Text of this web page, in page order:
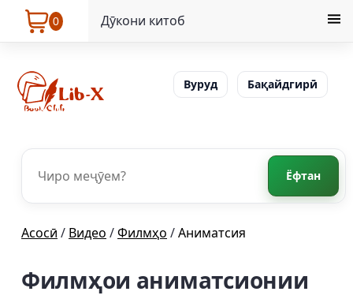
0 Дӯкони китоб
Вуруд Бақайдгирӣ
Ёфтан
Асосӣ / Видео /Филмҳо /Аниматсия
Филмҳои аниматсионии